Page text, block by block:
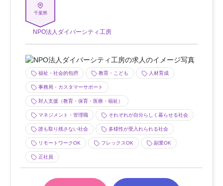
千葉県
NPO法人ダイバーシティ工房
福祉・社会的包摂 教育・こども 人材育成
事務局・カスタマーサポート
対人支援（教育・保育・医療・福祉）
マネジメント・管理職 それぞれが自分らしく暮らせる社会
誰も取り残さない社会 多様性が受入れられる社会
リモートワークOK フレックスOK 副業OK
正社員